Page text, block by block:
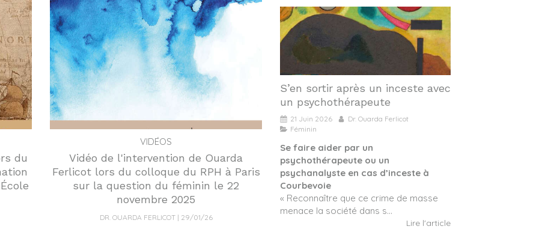
du
VIDÉOS
Vidéo de l'intervention de Ouarda
Ferlicot lors du colloque du RPH à Paris
sur la question du féminin le 22
novembre 2025
DR. OUARDA FERLICOT
29/01/26
S’en sortir après un inceste avec
un psychothérapeute
21 Juin 2026
Dr. Ouarda Ferlicot
Féminin
Se faire aider par un
psychothérapeute ou un
psychanalyste en cas d’inceste à
Courbevoie
« Reconnaître que ce crime de masse
menace la société dans s...
Lire l'article